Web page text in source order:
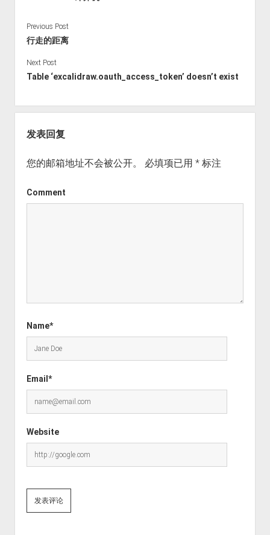
Previous Post
行走的距离
Next Post
Table ‘excalidraw.oauth_access_token’ doesn’t exist
发表回复
您的邮箱地址不会被公开。 必填项已用 *标注
Comment
Name*
Email*
Website